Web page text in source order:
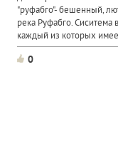
"руфабго"- бешенный,
река Руфабго. Сиситема
каждый из которых
0